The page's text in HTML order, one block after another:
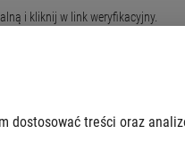
i kliknij w link weryfikacyjny.
i gotowe. Blokada O-lock
treści oraz